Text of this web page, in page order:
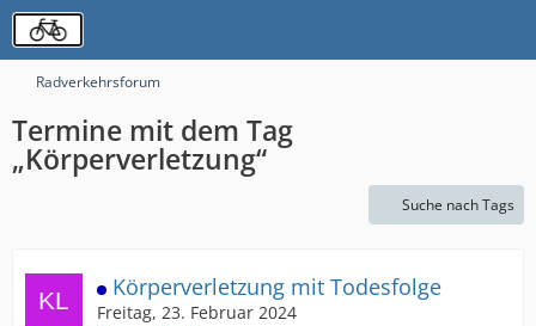
Radverkehrsforum
Termine mit dem Tag
„Körperverletzung“
Suche nach Tags
Körperverletzung mit Todesfolge
Freitag, 23. Februar 2024